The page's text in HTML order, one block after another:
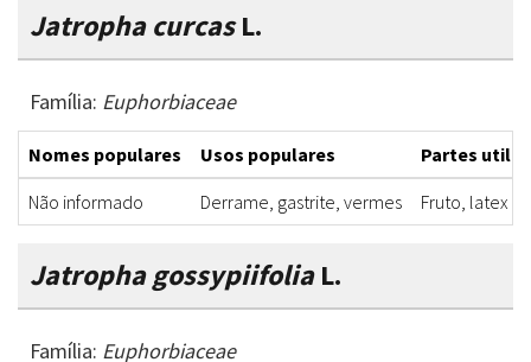
Jatropha curcasL.
Família: Euphorbiaceae
Nomes populares Usos populares
Partes
Não informado
Derrame, gastrite, vermes Fruto, latex
Jatropha gossypiifoliaL.
Família: Euphorbiaceae